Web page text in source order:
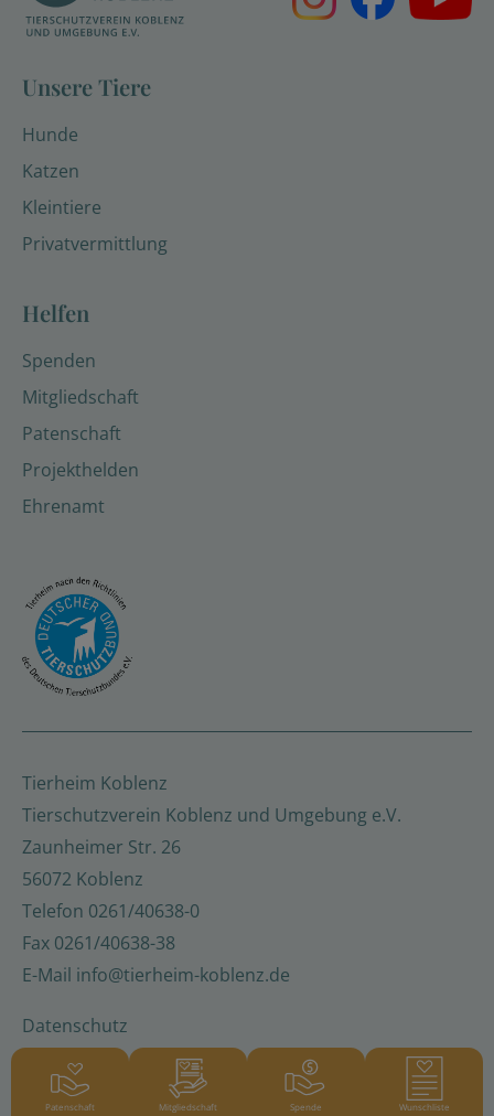
Unsere Tiere
Hunde
Katzen
Kleintiere
Privatvermittlung
Helfen
Spenden
Mitgliedschaft
Patenschaft
Projekthelden
Ehrenamt
Tierheim Koblenz
Tierschutzverein Koblenz und Umgebung e.V.
Zaunheimer Str. 26
56072 Koblenz
Telefon 0261/40638-0
Fax 0261/40638-38
E-Mail info@tierheim-koblenz.de
Datenschutz
Barrierefreiheitserklärung
Impressum
Patenschaft Mitgliedschaft Spende Wunschliste